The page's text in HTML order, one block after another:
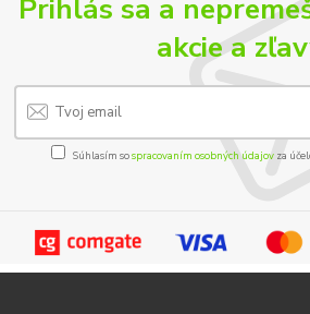
Prihlás sa a
akcie a
Súhlasím sospracovaním osobných údajov za